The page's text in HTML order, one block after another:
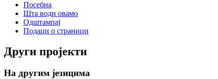
Посебна
Шта води овамо
Одштампај
Подаци о страници
Други пројекти
На другим језицима